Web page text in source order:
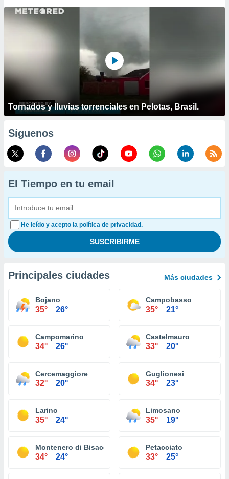
Tornados y lluvias torrenciales en Pelotas, Brasil.
Síguenos
El Tiempo en tu email
He leído y acepto la política de privacidad.
Principales ciudades Más ciudades
Bojano
35° 26°
Campobasso
35° 21°
Campomarino
34° 26°
Castelmauro
33° 20°
Cercemaggiore
32° 20°
Guglionesi
34° 23°
Larino
35° 24°
Limosano
35° 19°
Montenero di Bisaccia
34° 24°
Petacciato
33° 25°